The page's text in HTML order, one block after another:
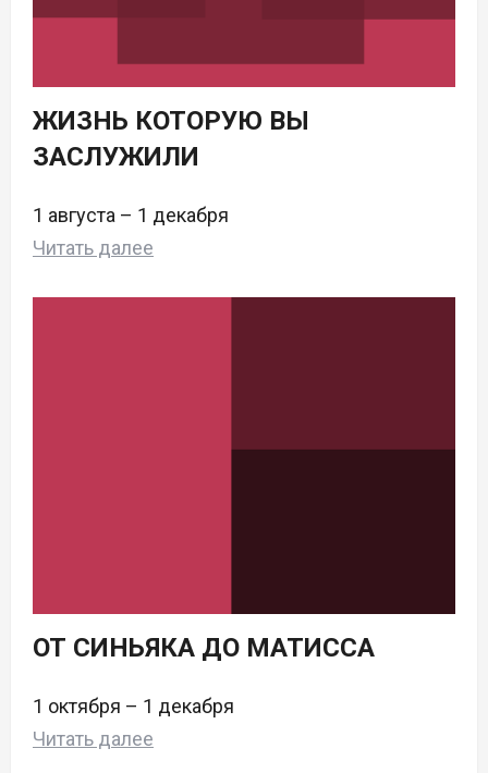
ЖИЗНЬ КОТОРУЮ ВЫ
ЗАСЛУЖИЛИ
1 августа – 1 декабря
Читать далее
ОТ СИНЬЯКА ДО МАТИССА
1 октября – 1 декабря
Читать далее